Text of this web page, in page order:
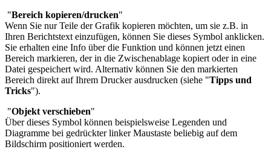
"Bereich kopieren/drucken"
Wenn Sie nur Teile der Grafik kopieren möchten, um sie z.B. in
Ihren Berichtstext einzufügen, können Sie dieses Symbol anklicken.
Sie erhalten eine Info über die Funktion und können jetzt einen
Bereich markieren, der in die Zwischenablage kopiert oder in eine
Datei gespeichert wird. Alternativ können Sie den markierten
Bereich direkt auf Ihrem Drucker ausdrucken (siehe "Tipps und
Tricks").
"Objekt verschieben"
Über dieses Symbol können beispielsweise Legenden und
Diagramme bei gedrückter linker Maustaste beliebig auf dem
Bildschirm positioniert werden.